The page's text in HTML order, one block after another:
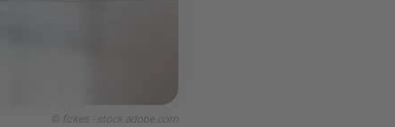
© fizkes - stock.adobe.com